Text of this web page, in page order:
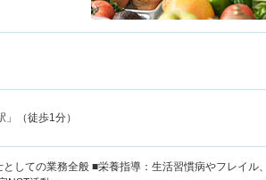
」（徒歩1分）
しての業務全般 ■栄養指導：生活習慣病やフレイル、